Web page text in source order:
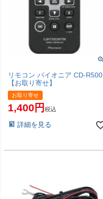
リモコン パイオニア CD-R500
【お取り寄せ】
お取り寄せ
1,400 税込
詳細を見る